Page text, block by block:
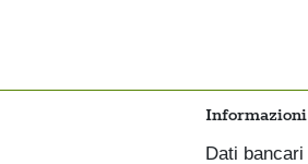
Informazioni
Dati bancari